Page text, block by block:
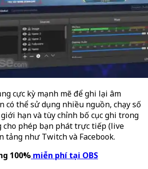
cực kỳ mạnh mẽ để ghi lại âm
có thể sử dụng nhiều nguồn, chạy số
hạn và tùy chỉnh bố cục ghi trong
cho phép bạn phát trực tiếp (live
tảng như Twitch và Facebook.
100% miễn phí tại OBS